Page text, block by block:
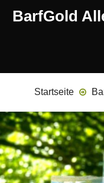
BarfGold
Startseite